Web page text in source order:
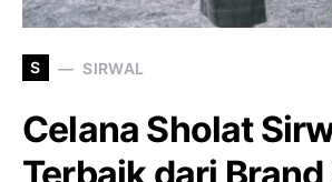
S SIRWAL
Celana Sholat